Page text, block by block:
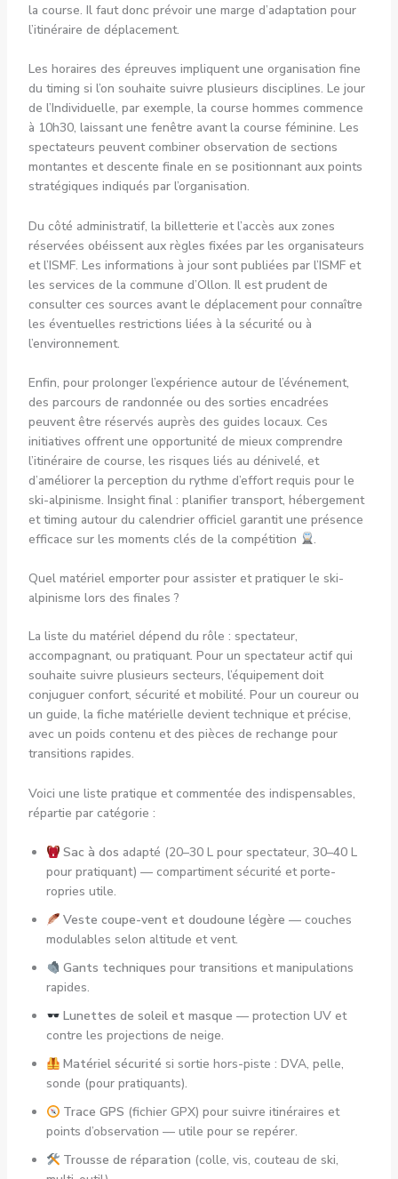
la course. Il faut donc prévoir une marge d’adaptation pour
l’itinéraire de déplacement.
Les horaires des épreuves impliquent une organisation fine
du timing si l’on souhaite suivre plusieurs disciplines. Le jour
de l’Individuelle, par exemple, la course hommes commence
à 10h30, laissant une fenêtre avant la course féminine. Les
spectateurs peuvent combiner observation de sections
montantes et descente finale en se positionnant aux points
stratégiques indiqués par l’organisation.
Du côté administratif, la billetterie et l’accès aux zones
réservées obéissent aux règles fixées par les organisateurs
et l’ISMF. Les informations à jour sont publiées par l’ISMF et
les services de la commune d’Ollon. Il est prudent de
consulter ces sources avant le déplacement pour connaître
les éventuelles restrictions liées à la sécurité ou à
l’environnement.
Enfin, pour prolonger l’expérience autour de l’événement,
des parcours de randonnée ou des sorties encadrées
peuvent être réservés auprès des guides locaux. Ces
initiatives offrent une opportunité de mieux comprendre
l’itinéraire de course, les risques liés au dénivelé, et
d’améliorer la perception du rythme d’effort requis pour le
ski-alpinisme. Insight final : planifier transport, hébergement
et timing autour du calendrier officiel garantit une présence
efficace sur les moments clés de la compétition
.
Quel matériel emporter pour assister et pratiquer le ski-
alpinisme lors des finales ?
La liste du matériel dépend du rôle : spectateur,
accompagnant, ou pratiquant. Pour un spectateur actif qui
souhaite suivre plusieurs secteurs, l’équipement doit
conjuguer confort, sécurité et mobilité. Pour un coureur ou
un guide, la fiche matérielle devient technique et précise,
avec un poids contenu et des pièces de rechange pour
transitions rapides.
Voici une liste pratique et commentée des indispensables,
répartie par catégorie :
Sac à dos adapté (20–30 L pour spectateur, 30–40 L
pour pratiquant) — compartiment sécurité et porte-
ropries utile.
Veste coupe-vent et doudoune légère — couches
modulables selon altitude et vent.
Gants techniques pour transitions et manipulations
rapides.
Lunettes de soleil et masque — protection UV et
contre les projections de neige.
Matériel sécurité si sortie hors-piste : DVA, pelle,
sonde (pour pratiquants).
Trace GPS (fichier GPX) pour suivre itinéraires et
points d’observation — utile pour se repérer.
Trousse de réparation (colle, vis, couteau de ski,